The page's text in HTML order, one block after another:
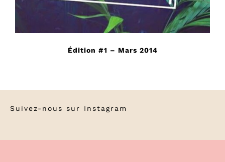
Édition #1 – Mars 2014
Suivez-nous sur Instagram